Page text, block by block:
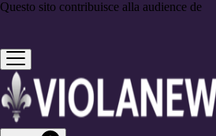
Questo sito contribuisce alla audience de